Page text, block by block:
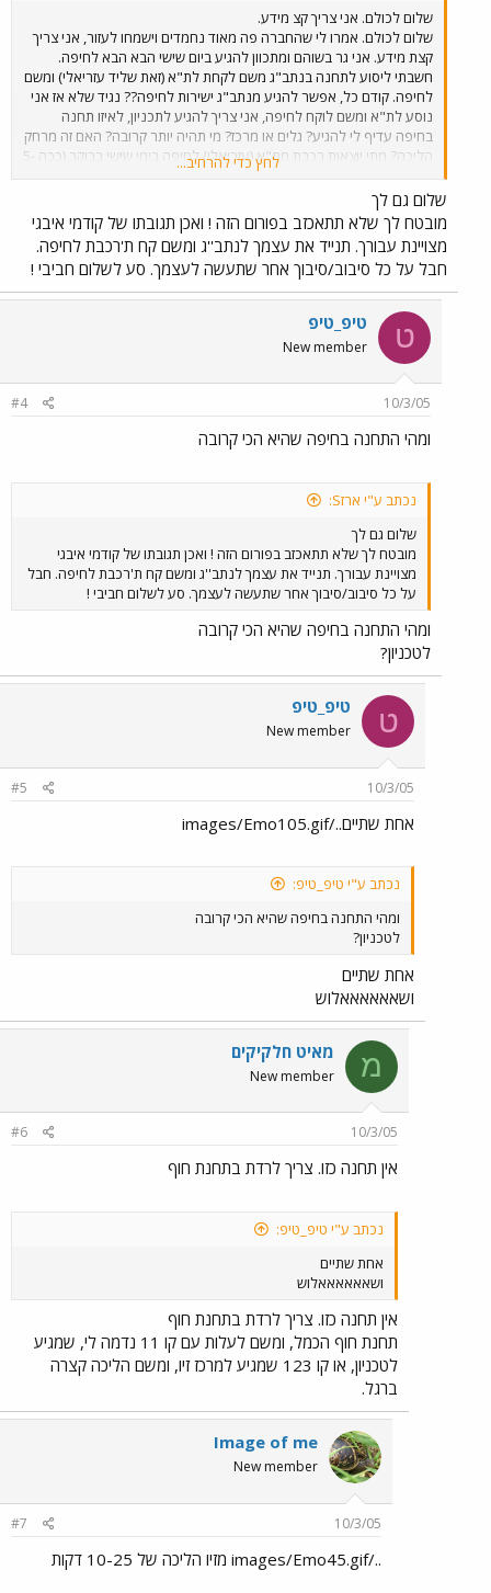
שלום לכולם. אני צריך קצ מידע.
שלום לכולם. אמרו לי שהחברה פה מאוד נחמדים וישמחו לעזור, אני צריך
קצת מידע. אני גר בשוהם ומתכוון להגיע ביום שישי הבא הבא לחיפה.
חשבתי ליסוע לתחנה בנתב"ג משם לקחת לת"א (זאת שליד עזריאלי) ומשם
לחיפה. קודם כל, אפשר להגיע מנתב"ג ישירות לחיפה?? נגיד שלא אז אני
נוסע לת"א ומשם לוקח לחיפה, אני צריך להגיע לתכניון, לאיזו תחנה
בחיפה עדיף לי להגיע? גלים או מרכז? מי תהיה יותר קרובה? האם זה מרחק
הליכה? מתי יוצאןת רכבת מת"א (עזריאלי) לחיפה בימי שישי בבוקר (ככה 5-
בצהרים. אשמח לקבל את הזמנים. ועוד כל מיני טיפים. לא כל כך הסתדרתי
אם הלוח זמנים המסובך של כל הרכבות שהורדתי. תודה מראש, תומר.
לחץ כדי להרחיב...
שלום גם לך
מובטח לך שלא תתאכזב בפורום הזה ! ואכן תגובתו של קודמי איבגי
מצויינת עבורך. תנייד את עצמך לנתב''ג ומשם קח ת'רכבת לחיפה.
חבל על כל סיבוב/סיבוך אחר שתעשה לעצמך. סע לשלום חביבי !
ט טיפ_טיפ
New member
10/3/05
#4
ומהי התחנה בחיפה שהיא הכי קרובה
נכתב ע"י ארזS:
שלום גם לך
מובטח לך שלא תתאכזב בפורום הזה ! ואכן תגובתו של קודמי איבגי
מצויינת עבורך. תנייד את עצמך לנתב''ג ומשם קח ת'רכבת לחיפה. חבל
על כל סיבוב/סיבוך אחר שתעשה לעצמך. סע לשלום חביבי !
ומהי התחנה בחיפה שהיא הכי קרובה
לטכניון?
ט טיפ_טיפ
New member
10/3/05
#5
אחת שתיים../images/Emo105.gif
נכתב ע"י טיפ_טיפ:
ומהי התחנה בחיפה שהיא הכי קרובה
לטכניון?
אחת שתיים
ושאאאאאאלוש
מ מאיט חלקיקים
New member
10/3/05
#6
אין תחנה כזו. צריך לרדת בתחנת חוף
נכתב ע"י טיפ_טיפ:
אחת שתיים
ושאאאאאאלוש
אין תחנה כזו. צריך לרדת בתחנת חוף
תחנת חוף הכמל, ומשם לעלות עם קו 11 נדמה לי, שמגיע
לטכניון, או קו 123 שמגיע למרכז זיו, ומשם הליכה קצרה
ברגל.
Image of me
New member
10/3/05
#7
../images/Emo45.gif מזיו הליכה של 10-25 דקות